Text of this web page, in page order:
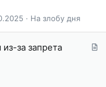
я
На злобу дня
С
за запрета